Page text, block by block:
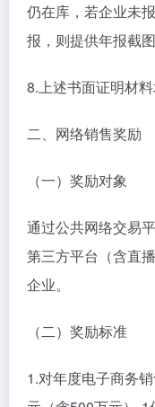
仍在库，若企业未
报，则提供年报截图
8.上述书面证明材料
二、网络销售奖励
（一）奖励对象
通过公共网络交易
第三方平台（含直
企业。
（二）奖励标准
1.对年度电子商务